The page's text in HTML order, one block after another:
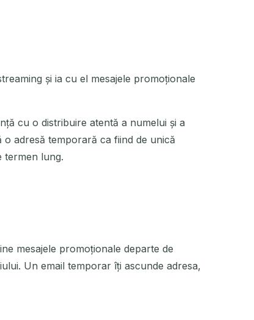
și ia cu el mesajele promoționale
cu o distribuire atentă a numelui și a
adresă temporară ca fiind de unică
termen lung.
mesajele promoționale departe de
Un email temporar îți ascunde adresa,